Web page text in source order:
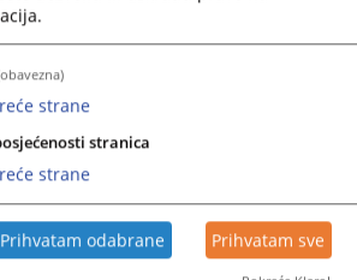
za 2023. godinu
za 2022. godinu
rada VSTV-a za 2022 godinu
strane
stranica
strane
Prihvatam odabrane Prihvatam sve